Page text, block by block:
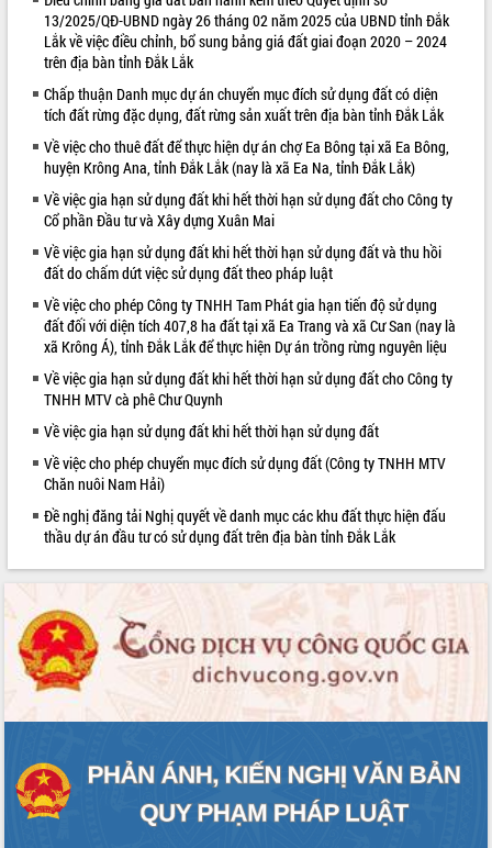
Hội nghị UBND tỉnh Đắk Lắk thường kỳ
tháng 7/2026
Lễ truy tặng danh hiệu “Bà Mẹ Việt
Nam Anh hùng” và trao Huân chương
Lao động
vụ 6 tháng cuối năm 2026
Kỳ họp thứ Hai, Hội đồng nhân dân
tỉnh khóa XI quyết nghị nhiều nội dung
quan trọng
Bí thư Tỉnh ủy Lương Nguyễn Minh
Triết thăm, tặng quà người có công với
cách mạng
Rà soát, hoàn thiện hệ thống thiết chế
văn hóa, thể thao đáp ứng yêu cầu
phát triển mới
mặt Đoàn chuyên gia y tế TP. Hồ Chí
Minh
Lễ truy điệu và an táng hài cốt liệt sĩ
tại Nghĩa trang Liệt sĩ xã Sơn Hòa
Bàn giải pháp tháo gỡ khó khăn trong
xuất khẩu sầu riêng và triển khai quy
định EUDR
Thứ trưởng Bộ Nông nghiệp và Môi
trường Nguyễn Hoàng Hiệp khảo sát
vùng trồng và doanh nghiệp đóng gói
sầu riêng tại Đắk Lắk
món ăn từ sầu riêng
Đắk Lắk công bố Quy hoạch và xúc
tiến đầu tư tỉnh
Ngành cá ngừ Đắk Lắk chủ động thích
ALBUM ẢNH
LIÊN KẾT WEB
13/2025/QĐ-UBND ngày 26 tháng 02 năm 2025 của UBND tỉnh Đắk
Lắk về việc điều chỉnh, bổ sung bảng giá đất giai đoạn 2020 – 2024
trên địa bàn tỉnh Đắk Lắk
Chấp thuận Danh mục dự án chuyển mục đích sử dụng đất có diện
tích đất rừng đặc dụng, đất rừng sản xuất trên địa bàn tỉnh Đắk Lắk
Về việc cho thuê đất để thực hiện dự án chợ Ea Bông tại xã Ea Bông,
huyện Krông Ana, tỉnh Đắk Lắk (nay là xã Ea Na, tỉnh Đắk Lắk)
Về việc gia hạn sử dụng đất khi hết thời hạn sử dụng đất cho Công ty
Cổ phần Đầu tư và Xây dựng Xuân Mai
Về việc gia hạn sử dụng đất khi hết thời hạn sử dụng đất và thu hồi
đất do chấm dứt việc sử dụng đất theo pháp luật
Về việc cho phép Công ty TNHH Tam Phát gia hạn tiến độ sử dụng
đất đối với diện tích 407,8 ha đất tại xã Ea Trang và xã Cư San (nay là
xã Krông Á), tỉnh Đắk Lắk để thực hiện Dự án trồng rừng nguyên liệu
Về việc gia hạn sử dụng đất khi hết thời hạn sử dụng đất cho Công ty
TNHH MTV cà phê Chư Quynh
Về việc gia hạn sử dụng đất khi hết thời hạn sử dụng đất
Về việc cho phép chuyển mục đích sử dụng đất (Công ty TNHH MTV
Chăn nuôi Nam Hải)
Đề nghị đăng tải Nghị quyết về danh mục các khu đất thực hiện đấu
thầu dự án đầu tư có sử dụng đất trên địa bàn tỉnh Đắk Lắk